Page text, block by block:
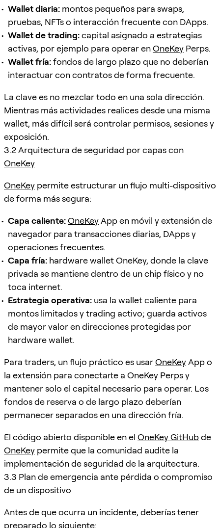
Wallet diaria: montos pequeños para swaps,
pruebas, NFTs o interacción frecuente con DApps.
Wallet de trading:capital asignado a estrategias
activas, por ejemplo para operar enOneKey Perps.
Wallet fría:fondos de largo plazo que no deberían
interactuar con contratos de forma frecuente.
La clave es no mezclar todo en una sola dirección.
Mientras más actividades realices desde una misma
wallet, más difícil será controlar permisos, sesiones y
exposición.
3.2 Arquitectura de seguridad por capas con
OneKey
OneKey permite estructurar un flujo multi-dispositivo
de forma más segura:
Capa caliente:OneKeyApp en móvil y extensión de
navegador para transacciones diarias, DApps y
operaciones frecuentes.
Capa fría: hardware wallet OneKey, donde la clave
privada se mantiene dentro de un chip físico y no
toca internet.
Estrategia operativa: usa la wallet caliente para
montos limitados y trading activo; guarda activos
de mayor valor en direcciones protegidas por
hardware wallet.
Para traders, un flujo práctico es usarOneKeyApp o
la extensión para conectarte a OneKey Perps y
mantener solo el capital necesario para operar. Los
fondos de reserva o de largo plazo deberían
permanecer separados en una dirección fría.
El código abierto disponible en el OneKey GitHubde
OneKey permite que la comunidad audite la
implementación de seguridad de la arquitectura.
3.3 Plan de emergencia ante pérdida o compromiso
de un dispositivo
Antes de que ocurra un incidente, deberías tener
preparado lo siguiente: